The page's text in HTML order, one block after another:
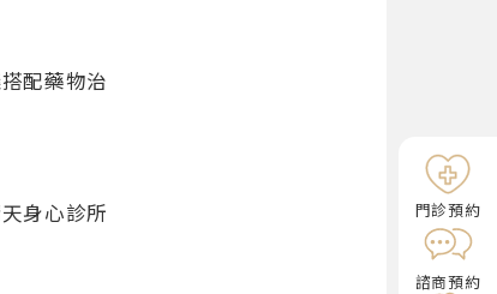
配藥物治
身心診所
門診預約
諮商預約